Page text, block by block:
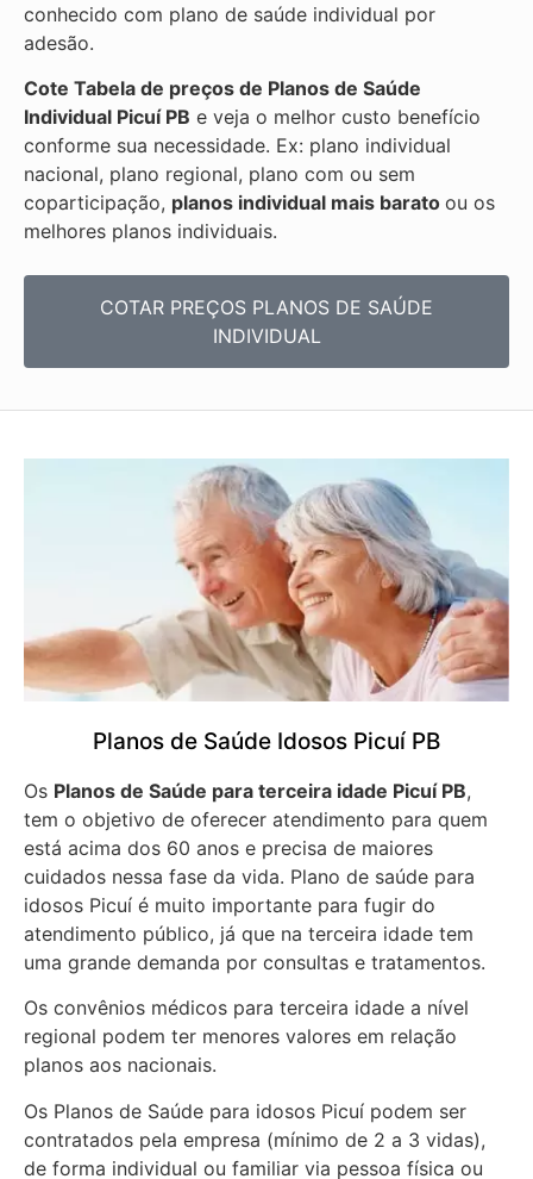
conhecido com plano de saúde individual por
adesão.
Cote Tabela de preços de Planos de Saúde
Individual Picuí PB e veja o melhor custo benefício
conforme sua necessidade. Ex: plano individual
nacional, plano regional, plano com ou sem
coparticipação, planos individual mais barato ou os
melhores planos individuais.
COTAR PREÇOS PLANOS DE SAÚDE
INDIVIDUAL
Planos de Saúde Idosos Picuí PB
Os Planos de Saúde para terceira idade Picuí PB,
tem o objetivo de oferecer atendimento para quem
está acima dos 60 anos e precisa de maiores
cuidados nessa fase da vida. Plano de saúde para
idosos Picuí é muito importante para fugir do
atendimento público, já que na terceira idade tem
uma grande demanda por consultas e tratamentos.
Os convênios médicos para terceira idade a nível
regional podem ter menores valores em relação
planos aos nacionais.
Os Planos de Saúde para idosos Picuí podem ser
contratados pela empresa (mínimo de 2 a 3 vidas),
de forma individual ou familiar via pessoa física ou